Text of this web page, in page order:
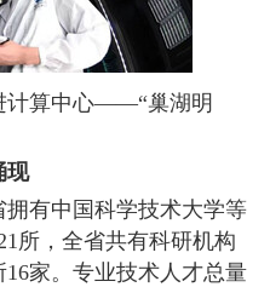
计算中心——“巢湖明
现
拥有中国科学技术大学等
所，全省共有科研机构
家。专业技术人才总量